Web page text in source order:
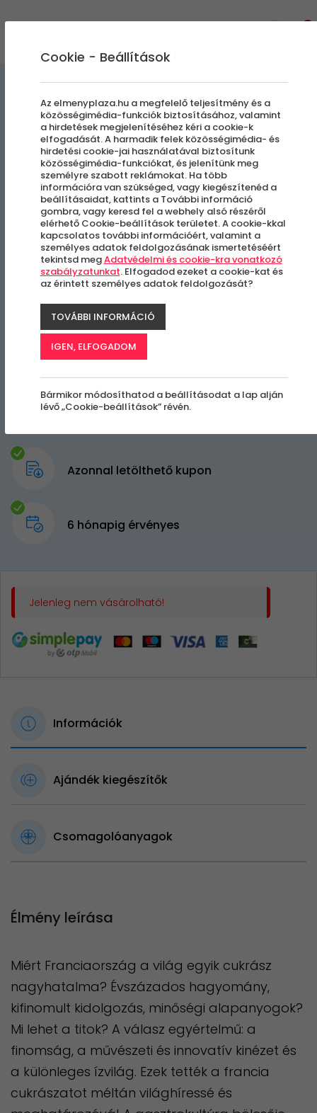
Kalandozások a Francia
Cukrászatban
Budapest, IX. kerület
Azonnal letölthető kupon
6 hónapig érvényes
Jelenleg nem vásárolható!
Információk
Ajándék kiegészítők
Csomagolóanyagok
Élmény leírása
Miért Franciaország a világ egyik cukrász
nagyhatalma? Évszázados hagyomány,
kifinomult kidolgozás, minőségi alapanyogok?
Mi lehet a titok? A válasz egyértelmű: a
finomság, a művészeti és innovatív kinézet és
a különleges ízvilág. Ezek tették a francia
cukrászatot méltán világhíressé és
Cookie - Beállítások
Az elmenyplaza.hu a megfelelő teljesítmény és a
közösségimédia-funkciók biztosításához, valamint
a hirdetések megjelenítéséhez kéri a cookie-k
elfogadását. A harmadik felek közösségimédia- és
hirdetési cookie-jai használatával biztosítunk
közösségimédia-funkciókat, és jelenítünk meg
személyre szabott reklámokat. Ha több
információra van szükséged, vagy kiegészítenéd a
beállításaidat, kattints a További információ
gombra, vagy keresd fel a webhely alsó részéről
elérhető Cookie-beállítások területet. A cookie-kkal
kapcsolatos további információért, valamint a
személyes adatok feldolgozásának ismertetéséért
tekintsd megAdatvédelmi és cookie-kra vonatkozó
szabályzatunkat. Elfogadod ezeket a cookie-kat és
az érintett személyes adatok feldolgozását?
TOVÁBBI INFORMÁCIÓ
IGEN, ELFOGADOM
Bármikor módosíthatod a beállításodat a lap alján
lévő „Cookie-beállítások” révén.